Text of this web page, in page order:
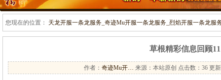
您现在的位置： 天龙开服一条龙服务_奇迹Mu开服一条龙服务_烈焰开服一条龙服
草根精彩信息回顾11
作者： 奇迹Mu开… 来源：本站原创 点击数： 36 更